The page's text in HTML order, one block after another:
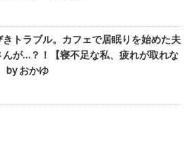
きトラブル。カフェで居眠りを始めた夫
んが…？！【寝不足な私、疲れが取れな
by おかゆ